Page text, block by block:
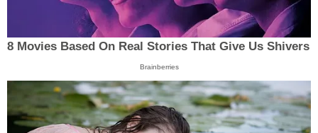
8 Movies Based On Real Stories That Give Us Shivers
Brainberries